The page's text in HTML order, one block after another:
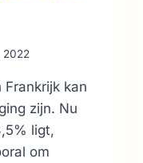
2022
kan
zijn. Nu
ligt,
om